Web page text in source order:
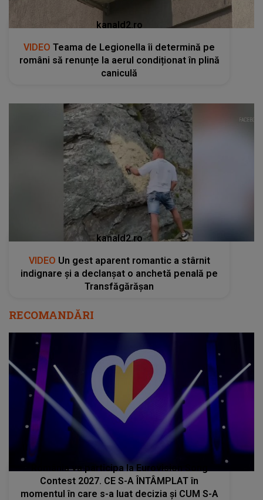
kanald2.ro
VIDEO Teama de Legionella îi determină pe
români să renunțe la aerul condiționat în plină
caniculă
kanald2.ro
VIDEO Un gest aparent romantic a stârnit
indignare și a declanșat o anchetă penală pe
Transfăgărășan
RECOMANDĂRI
România va participa la Eurovision Song
Contest 2027. CE S-A ÎNTÂMPLAT în
momentul în care s-a luat decizia și CUM S-A